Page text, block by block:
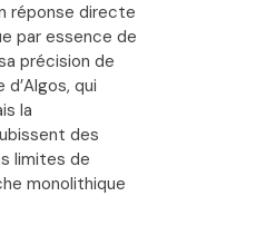
réponse directe
par essence de
précision de
qui
la
des
limites de
monolithique